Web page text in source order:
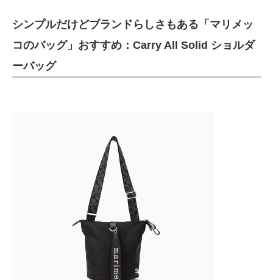
シンプルだけどブランドらしさもある「マリメッ
コのバッグ」おすすめ：Carry All Solid ショルダ
ーバッグ